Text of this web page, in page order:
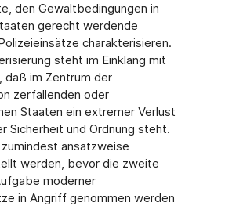
den Gewaltbedingungen in
gerecht werdende
charakterisieren.
steht im Einklang mit
daß im Zentrum der
zerfallenden oder
Staaten ein extremer Verlust
Sicherheit und Ordnung steht.
ansatzweise
werden, bevor die zweite
moderner
in Angriff genommen werden